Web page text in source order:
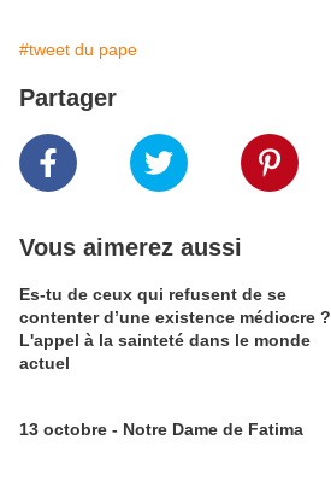
#tweet du pape
Partager
Vous aimerez aussi
Es-tu de ceux qui refusent de se
contenter d’une existence médiocre ?
L'appel à la sainteté dans le monde
actuel
13 octobre - Notre Dame de Fatima